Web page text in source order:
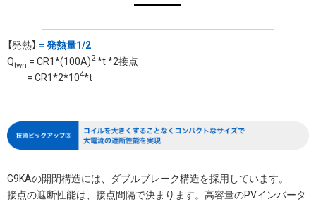
【発熱】 = 発熱量1/2
Qtwn = CR1*(100A)2*t *2接点
= CR1*2*104*t
G9KAの開閉構造には、ダブルブレーク構造を採用しています。
接点の遮断性能は、接点間隔で決まります。高容量のPVインバータ